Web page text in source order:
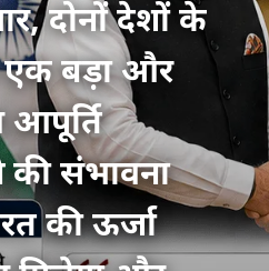
दोनों देशों के
एक बड़ा और
आपूर्ति
की संभावना
की ऊर्जा